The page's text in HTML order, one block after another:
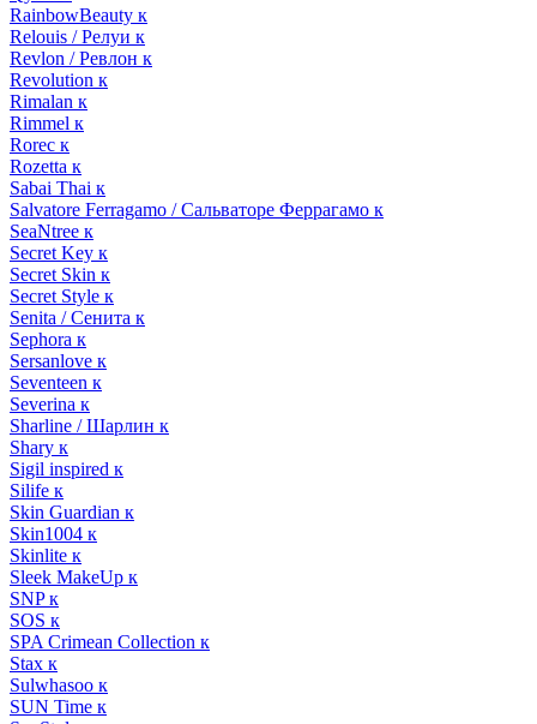
RainbowBeauty к
Relouis / Релуи к
Revlon / Ревлон к
Revolution к
Rimalan к
Rimmel к
Rorec к
Rozetta к
Sabai Thai к
Salvatore Ferragamo / Сальваторе Феррагамо к
SeaNtree к
Secret Key к
Secret Skin к
Secret Style к
Senita / Сенита к
Sephora к
Sersanlove к
Seventeen к
Severina к
Sharline / Шарлин к
Shary к
Sigil inspired к
Silife к
Skin Guardian к
Skin1004 к
Skinlite к
Sleek MakeUp к
SNP к
SOS к
SPA Crimean Collection к
Stax к
Sulwhasoo к
SUN Time к